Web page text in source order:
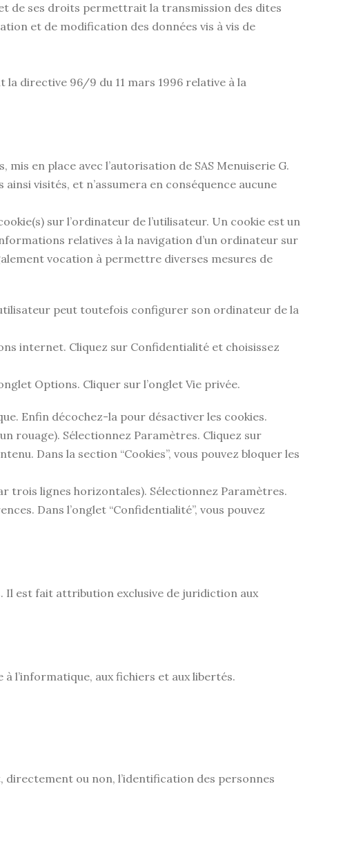
et de ses droits permettrait la transmission des dites
et de modification des données vis à vis de
directive 96/9 du 11 mars 1996 relative à la
en place avec l’autorisation de SAS Menuiserie G.
visités, et n’assumera en conséquence aucune
sur l’ordinateur de l’utilisateur. Un cookie est un
relatives à la navigation d’un ordinateur sur
vocation à permettre diverses mesures de
peut toutefois configurer son ordinateur de la
internet. Cliquez sur Confidentialité et choisissez
Options. Cliquer sur l’onglet Vie privée.
Enfin décochez-la pour désactiver les cookies.
rouage). Sélectionnez Paramètres. Cliquez sur
Dans la section “Cookies”, vous pouvez bloquer les
trois lignes horizontales). Sélectionnez Paramètres.
Dans l’onglet “Confidentialité”, vous pouvez
Il est fait attribution exclusive de juridiction aux
l’informatique, aux fichiers et aux libertés.
ou non, l’identification des personnes